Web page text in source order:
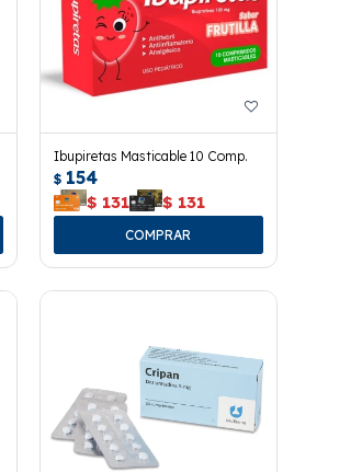
Ibupiretas Masticable 10 Comp.
$ 154
$ 131 $ 131